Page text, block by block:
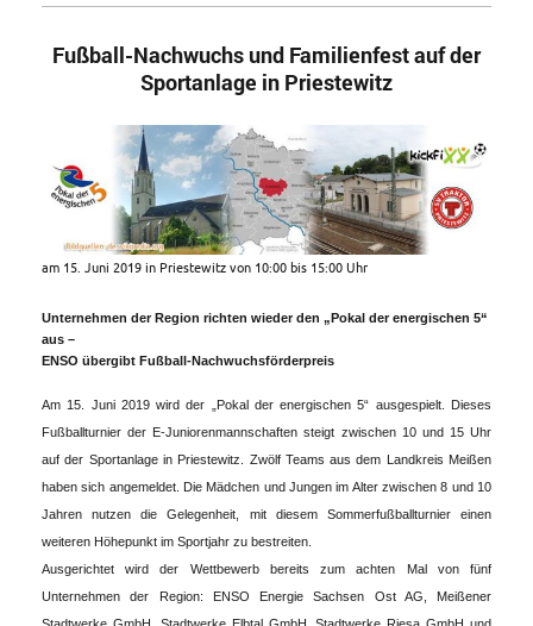
Fußball-Nachwuchs und Familienfest auf der
Sportanlage in Priestewitz
am 15. Juni 2019 in Priestewitz von 10:00 bis 15:00 Uhr
Unternehmen der Region richten wieder den „Pokal der energischen 5“
aus –
ENSO übergibt Fußball-Nachwuchsförderpreis
Am 15. Juni 2019 wird der „Pokal der energischen 5“ ausgespielt. Dieses
Fußballturnier der E-Juniorenmannschaften steigt zwischen 10 und 15 Uhr
auf der Sportanlage in Priestewitz. Zwölf Teams aus dem Landkreis Meißen
haben sich angemeldet. Die Mädchen und Jungen im Alter zwischen 8 und 10
Jahren nutzen die Gelegenheit, mit diesem Sommerfußballturnier einen
weiteren Höhepunkt im Sportjahr zu bestreiten.
Ausgerichtet wird der Wettbewerb bereits zum achten Mal von fünf
Unternehmen der Region: ENSO Energie Sachsen Ost AG, Meißener
Stadtwerke GmbH, Stadtwerke Elbtal GmbH, Stadtwerke Riesa GmbH und